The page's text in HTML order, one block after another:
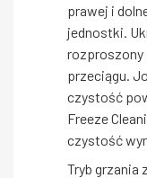
prawej i
jednostki.
rozproszony
przeciągu.
czystość
Freeze
czystość
Tryb grzania